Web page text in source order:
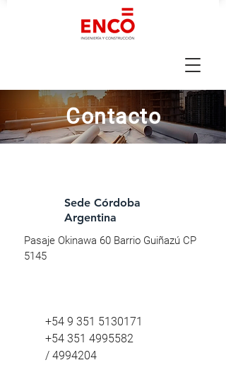
Contacto
Sede Córdoba
Argentina
Pasaje Okinawa 60 Barrio Guiñazú CP
5145
+54 9 351 5130171
+54 351 4995582
/ 4994204